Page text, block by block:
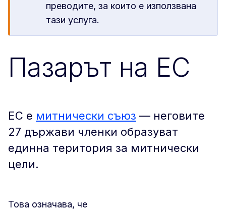
преводите, за които е използвана
тази услуга.
Пазарът на ЕС
ЕС е митнически съюз — неговите
27 държави членки образуват
единна територия за митнически
цели.
Това означава, че